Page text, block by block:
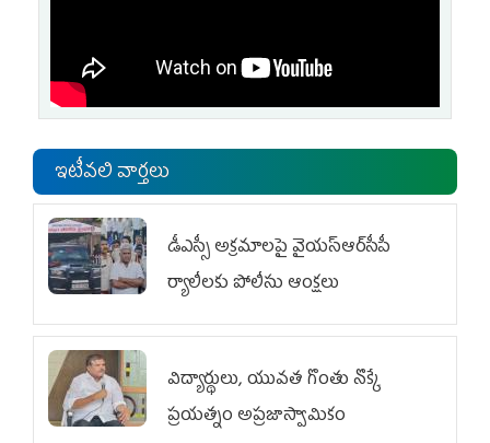
ఇటీవలి వార్తలు
డీఎస్సీ అక్రమాలపై వైయ‌స్ఆర్‌సీపీ
ర్యాలీలకు పోలీసు ఆంక్షలు
విద్యార్థులు, యువత గొంతు నొక్కే
ప్రయత్నం అప్రజాస్వామికం